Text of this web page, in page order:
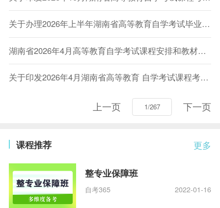
关于办理2026年上半年湖南省高等教育自学考试毕业申请的告知书
湖南省2026年4月高等教育自学考试课程安排和教材变更汇总表
关于印发2026年4月湖南省高等教育 自学考试课程考试安排及教材目录的通知
上一页 下一页
更多
课程推荐
整专业保障班
自考365 2022-01-16